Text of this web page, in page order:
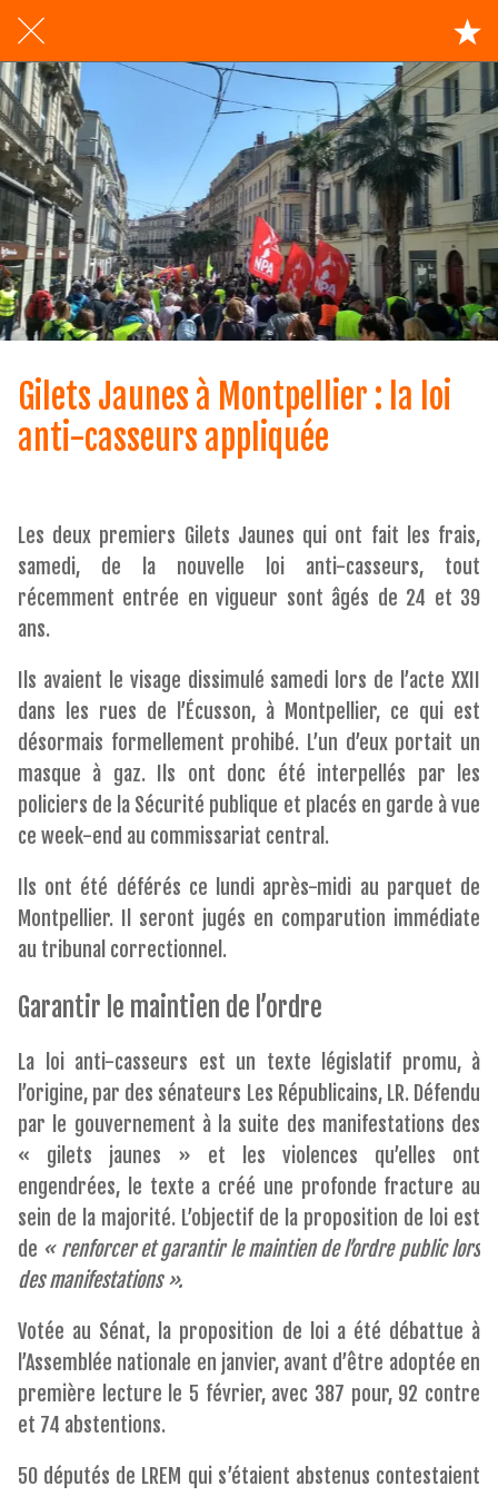
Gilets Jaunes à Montpellier : la loi
anti-casseurs appliquée
Les deux premiers Gilets Jaunes qui ont fait les frais,
samedi, de la nouvelle loi anti-casseurs, tout
récemment entrée en vigueur sont âgés de 24 et 39
ans.
Ils avaient le visage dissimulé samedi lors de l’acte XXII
dans les rues de l’Écusson, à Montpellier, ce qui est
désormais formellement prohibé. L’un d’eux portait un
masque à gaz. Ils ont donc été interpellés par les
policiers de la Sécurité publique et placés en garde à vue
ce week-end au commissariat central.
Ils ont été déférés ce lundi après-midi au parquet de
Montpellier. Il seront jugés en comparution immédiate
au tribunal correctionnel.
Garantir le maintien de l’ordre
La loi anti-casseurs est un texte législatif promu, à
l’origine, par des sénateurs Les Républicains, LR. Défendu
par le gouvernement à la suite des manifestations des
« gilets jaunes » et les violences qu’elles ont
engendrées, le texte a créé une profonde fracture au
sein de la majorité. L’objectif de la proposition de loi est
de « renforcer et garantir le maintien de l’ordre public lors
des manifestations ».
Votée au Sénat, la proposition de loi a été débattue à
l’Assemblée nationale en janvier, avant d’être adoptée en
première lecture le 5 février, avec 387 pour, 92 contre
et 74 abstentions.
50 députés de LREM qui s’étaient abstenus contestaient